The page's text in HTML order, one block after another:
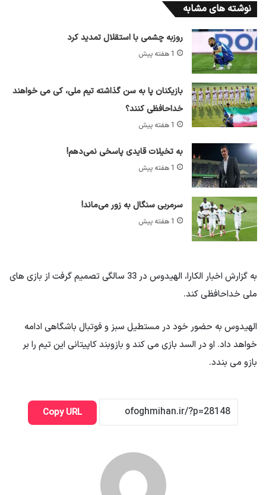
نوشته های مشابه
روزبه چشمی با استقلال تمدید کرد
1 هفته پیش
بازیکنان پا به سن گذاشته تیم ملی، کی می خواهند
خداحافظی کنند؟
1 هفته پیش
به تخیلات قایدی پاسخی نمی‌دهم!
1 هفته پیش
سرمربی سنگال به زور می‌ماند!
1 هفته پیش
به گزارش اخبار الکارا، الهیدوس در 33 سالگی تصمیم گرفت از بازی های
ملی خداحافظی کند.
الهیدوس به حضور خود در مستطیل سبز و فوتبال باشگاهی ادامه
خواهد داد. او در السد بازی می کند و بازوبند کاپیتانی این تیم را بر
بازو می بندد.
Copy URL